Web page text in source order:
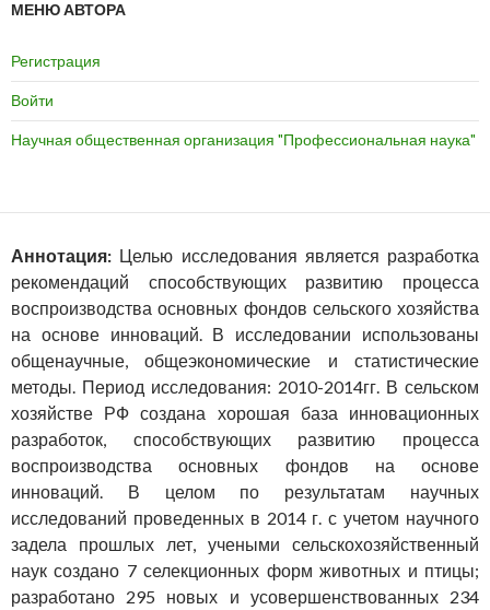
МЕНЮ АВТОРА
Регистрация
Войти
Научная общественная организация "Профессиональная наука"
Аннотация: Целью исследования является разработка
рекомендаций способствующих развитию процесса
воспроизводства основных фондов сельского хозяйства
на основе инноваций. В исследовании использованы
общенаучные, общеэкономические и статистические
методы. Период исследования: 2010-2014гг. В сельском
хозяйстве РФ создана хорошая база инновационных
разработок, способствующих развитию процесса
воспроизводства основных фондов на основе
инноваций. В целом по результатам научных
исследований проведенных в 2014 г. с учетом научного
задела прошлых лет, учеными сельскохозяйственный
наук создано 7 селекционных форм животных и птицы;
разработано 295 новых и усовершенствованных 234